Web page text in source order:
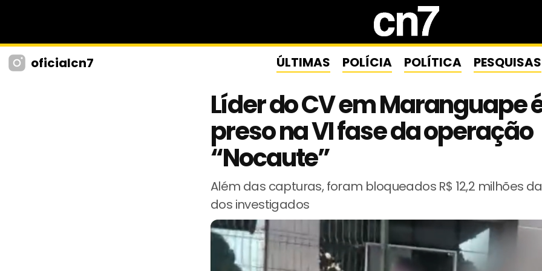
oficialcn7 ÚLTIMAS POLÍCIA POLÍTICA PESQUISAS
Líder do CV em Maranguape
preso na VI fase da operação
“Nocaute”
Além das capturas, foram bloqueados R$ 12,2 milhões
dos investigados